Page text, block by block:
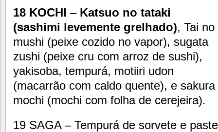
18 KOCHI – Katsuo no tataki
(sashimi levemente grelhado), Tai no
mushi (peixe cozido no vapor), sugata
zushi (peixe cru com arroz de sushi),
yakisoba, tempurá, motiiri udon
(macarrão com caldo quente), e sakura
mochi (mochi com folha de cerejeira).
19 SAGA – Tempurá de sorvete e